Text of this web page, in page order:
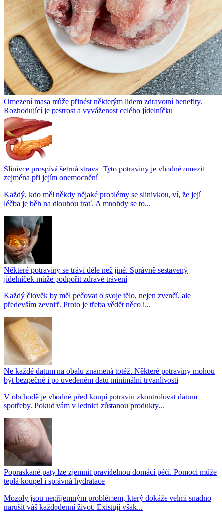
Omezení masa může přinést některým lidem zdravotní benefity.
Rozhodující je pestrost a vyváženost celého jídelníčku
Slinivce prospívá šetrná strava. Tyto potraviny je vhodné omezit
zejména při jejím onemocnění
Každý, kdo měl někdy nějaké problémy se slinivkou, ví, že její
léčba je běh na dlouhou trať. A mnohdy se to...
Některé potraviny se tráví déle než jiné. Správně sestavený
jídelníček může podpořit zdravé trávení
Každý člověk by měl pečovat o svoje tělo, nejen zvenčí, ale
především zevnitř. Proto je třeba vědět něco i...
Ne každé datum na obalu znamená totéž. Některé potraviny mohou
být bezpečné i po uvedeném datu minimální trvanlivosti
V obchodě je vhodné před koupí potravin zkontrolovat datum
spotřeby. Pokud vám v lednici zůstanou produkty...
Popraskané paty lze zjemnit pravidelnou domácí péčí. Pomoci může
teplá koupel i správná hydratace
Mozoly jsou nepříjemným problémem, který dokáže velmi snadno
narušit váš každodenní život. Existují však...